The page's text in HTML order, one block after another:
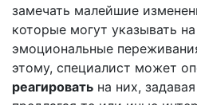
замечать малейшие
которые могут указывать
эмоциональные
этому, специалист может
реагировать на них,